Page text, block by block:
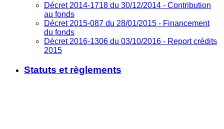
Décret 2014-1718 du 30/12/2014 - Contribution
au fonds
Décret 2015-087 du 28/01/2015 - Financement
du fonds
Décret 2016-1306 du 03/10/2016 - Report crédits
2015
Statuts et règlements